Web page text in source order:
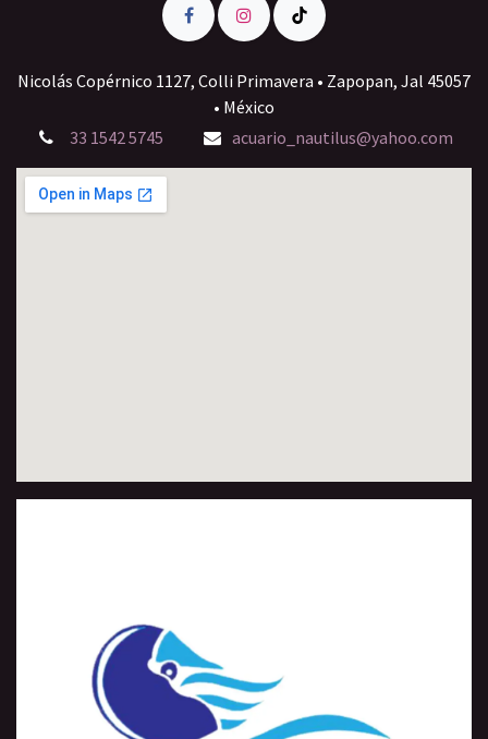
Nicolás Copérnico 1127, Colli Primavera • Zapopan, Jal 45057
• México
33 1542 5745
acuario_nautilus@yahoo.com